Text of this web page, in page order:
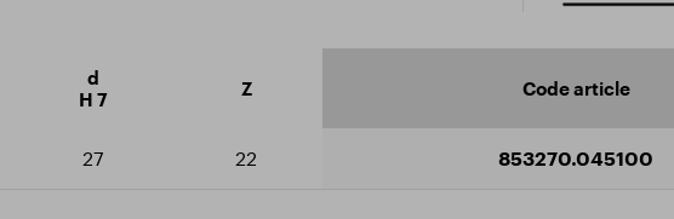
d
H 7
Z Code article
27 22 853270.045100